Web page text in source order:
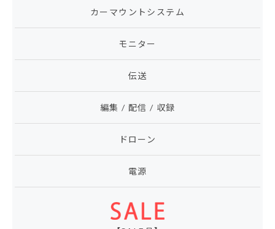
カーマウントシステム
モニター
伝送
編集 / 配信 / 収録
ドローン
電源